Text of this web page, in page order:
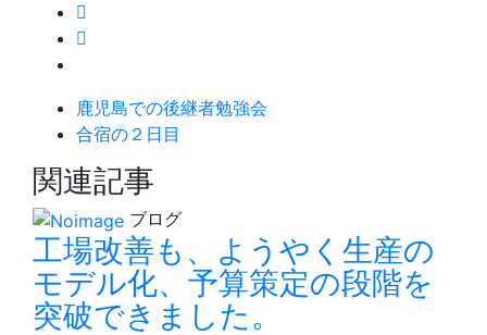
鹿児島での後継者勉強会
合宿の２日目
関連記事
ブログ
工場改善も、ようやく生産の
モデル化、予算策定の段階を
突破できました。